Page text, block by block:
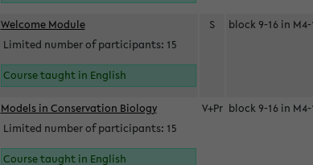
Welcome Module
Limited number of participants: 15
Course taught in English
S block 9-16 in M4-
Models in Conservation Biology
Limited number of participants: 15
Course taught in English
V+Pr block 9-16 in M4-